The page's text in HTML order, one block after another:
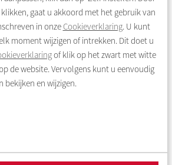
klikken, gaat u akkoord met het gebruik van
in onze Cookieverklaring. U kunt
moment wijzigen of intrekken. Dit doet u
of klik op het zwart met witte
de website. Vervolgens kunt u eenvoudig
bekijken en wijzigen.
Deysselbuurt
ofwww.rochdale.nl/contact.